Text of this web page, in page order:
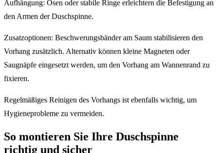
Aufhängung: Ösen oder stabile Ringe erleichtern die Befestigung an
den Armen der Duschspinne.
Zusatzoptionen: Beschwerungsbänder am Saum stabilisieren den
Vorhang zusätzlich. Alternativ können kleine Magneten oder
Saugnäpfe eingesetzt werden, um den Vorhang am Wannenrand zu
fixieren.
Regelmäßiges Reinigen des Vorhangs ist ebenfalls wichtig, um
Hygieneprobleme zu vermeiden.
So montieren Sie Ihre Duschspinne
richtig und sicher